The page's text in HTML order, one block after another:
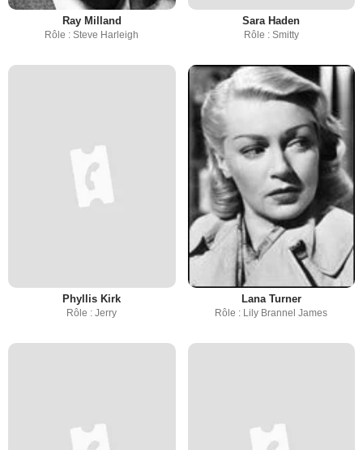
Ray Milland
Rôle : Steve Harleigh
Sara Haden
Rôle : Smitty
Phyllis Kirk
Rôle : Jerry
Lana Turner
Rôle : Lily Brannel James